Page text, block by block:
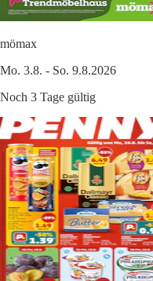
mömax
Mo. 3.8. - So. 9.8.2026
Noch 3 Tage gültig